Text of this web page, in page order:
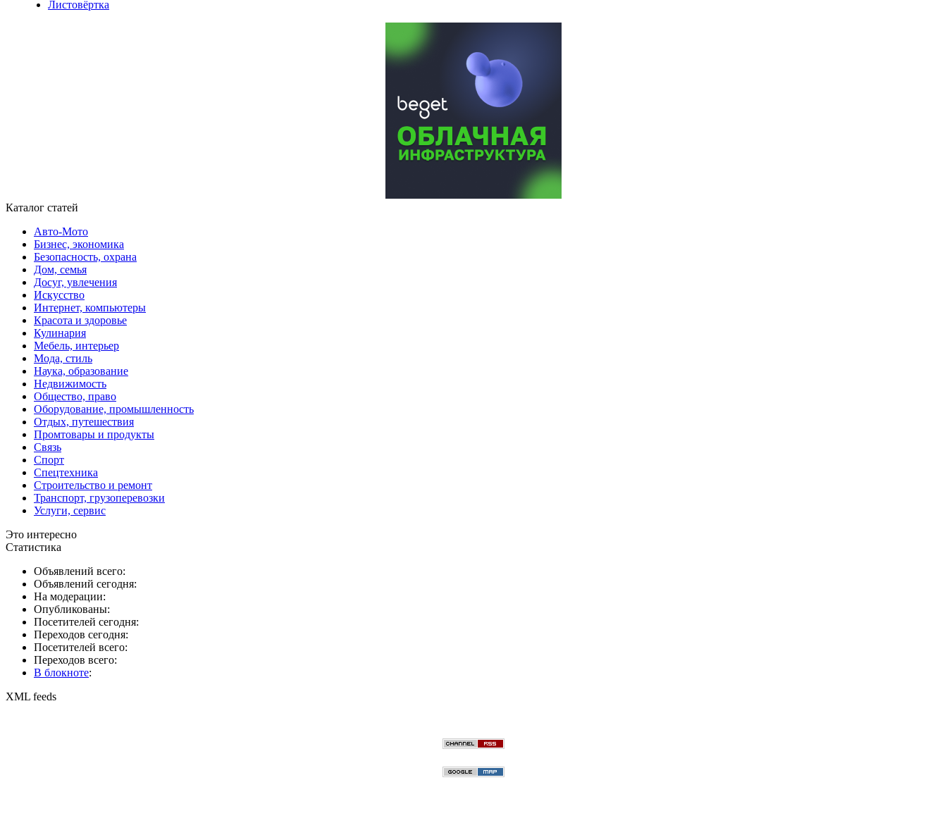
Листовёртка
Каталог статей
Авто-Мото
Бизнес, экономика
Безопасность, охрана
Дом, семья
Досуг, увлечения
Искусство
Интернет, компьютеры
Красота и здоровье
Кулинария
Мебель, интерьер
Мода, стиль
Наука, образование
Недвижимость
Общество, право
Оборудование, промышленность
Отдых, путешествия
Промтовары и продукты
Связь
Спорт
Спецтехника
Строительство и ремонт
Транспорт, грузоперевозки
Услуги, сервис
Это интересно
Статистика
Объявлений всего:
Объявлений сегодня:
На модерации:
Опубликованы:
Посетителей сегодня:
Переходов сегодня:
Посетителей всего:
Переходов всего:
В блокноте:
XML feeds